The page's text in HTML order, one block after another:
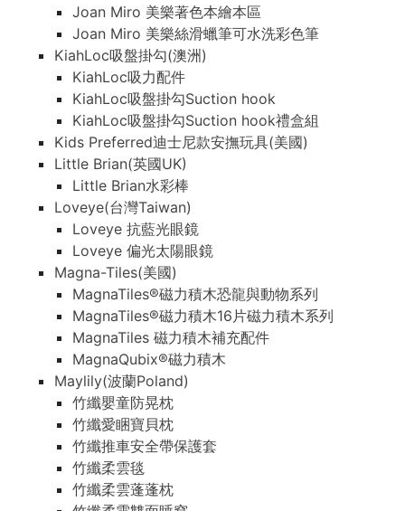
Joan Miro 美樂著色本繪本區
Joan Miro 美樂絲滑蠟筆可水洗彩色筆
KiahLoc吸盤掛勾(澳洲)
KiahLoc吸力配件
KiahLoc吸盤掛勾Suction hook
KiahLoc吸盤掛勾Suction hook禮盒組
Kids Preferred迪士尼款安撫玩具(美國)
Little Brian(英國UK)
Little Brian水彩棒
Loveye(台灣Taiwan)
Loveye 抗藍光眼鏡
Loveye 偏光太陽眼鏡
Magna-Tiles(美國)
MagnaTiles®磁力積木恐龍與動物系列
MagnaTiles®磁力積木16片磁力積木系列
MagnaTiles 磁力積木補充配件
MagnaQubix®磁力積木
Maylily(波蘭Poland)
竹纖嬰童防晃枕
竹纖愛睏寶貝枕
竹纖推車安全帶保護套
竹纖柔雲毯
竹纖柔雲蓬蓬枕